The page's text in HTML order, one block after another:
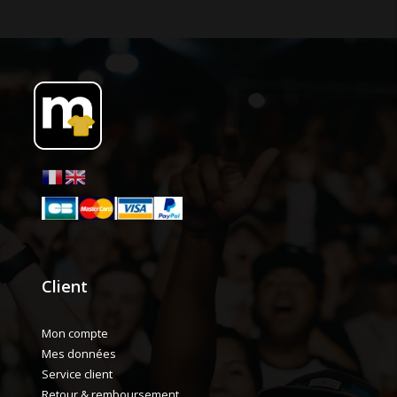
Client
Mon compte
Mes données
Service client